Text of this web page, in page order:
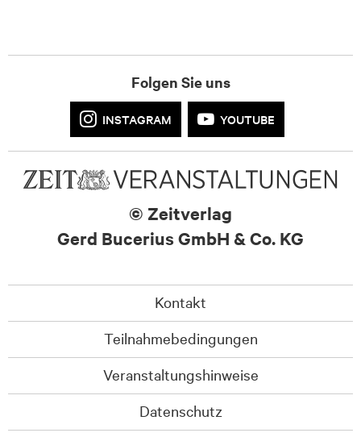
Folgen Sie uns
INSTAGRAM YOUTUBE
© Zeitverlag
Gerd Bucerius GmbH & Co. KG
Kontakt
Teilnahmebedingungen
Veranstaltungshinweise
Datenschutz